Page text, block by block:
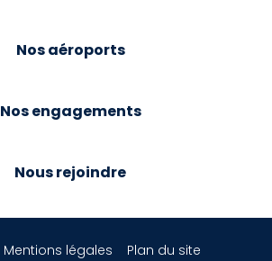
Nos aéroports
Nos engagements
Nous rejoindre
Mentions légales Plan du site